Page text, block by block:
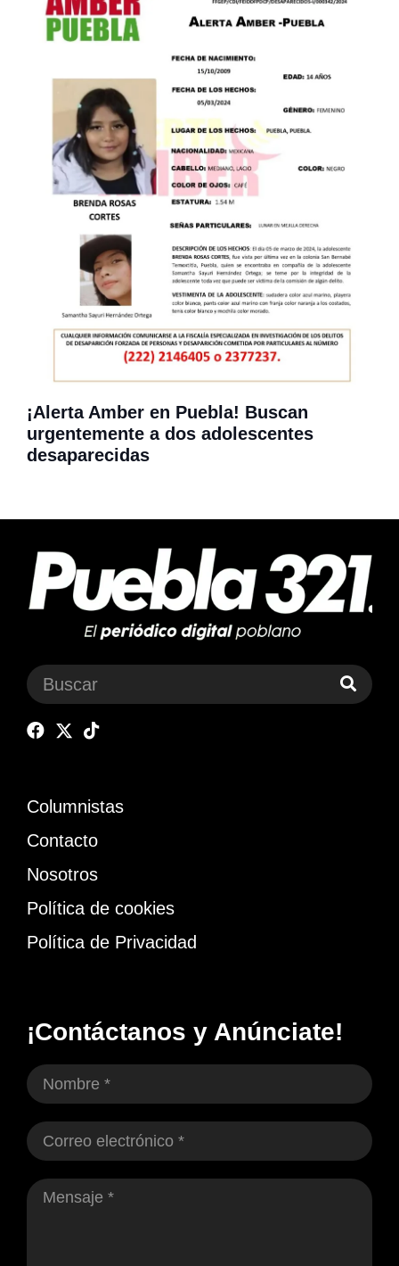
¡Alerta Amber en Puebla! Buscan
urgentemente a dos adolescentes
desaparecidas
Columnistas
Contacto
Nosotros
Política de cookies
Política de Privacidad
¡Contáctanos y Anúnciate!